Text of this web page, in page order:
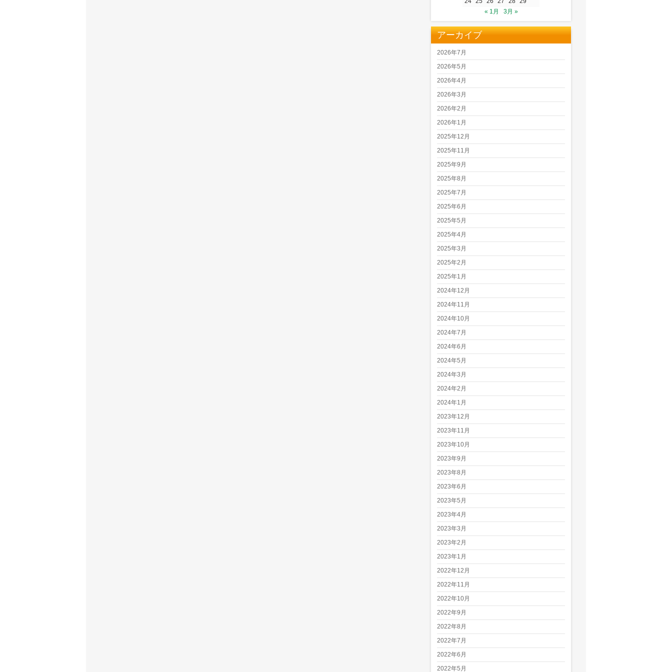
« 1月
3月 »
アーカイブ
2026年7月
2026年5月
2026年4月
2026年3月
2026年2月
2026年1月
2025年12月
2025年11月
2025年9月
2025年8月
2025年7月
2025年6月
2025年5月
2025年4月
2025年3月
2025年2月
2025年1月
2024年12月
2024年11月
2024年10月
2024年7月
2024年6月
2024年5月
2024年3月
2024年2月
2024年1月
2023年12月
2023年11月
2023年10月
2023年9月
2023年8月
2023年6月
2023年5月
2023年4月
2023年3月
2023年2月
2023年1月
2022年12月
2022年11月
2022年10月
2022年9月
2022年8月
2022年7月
2022年6月
2022年5月